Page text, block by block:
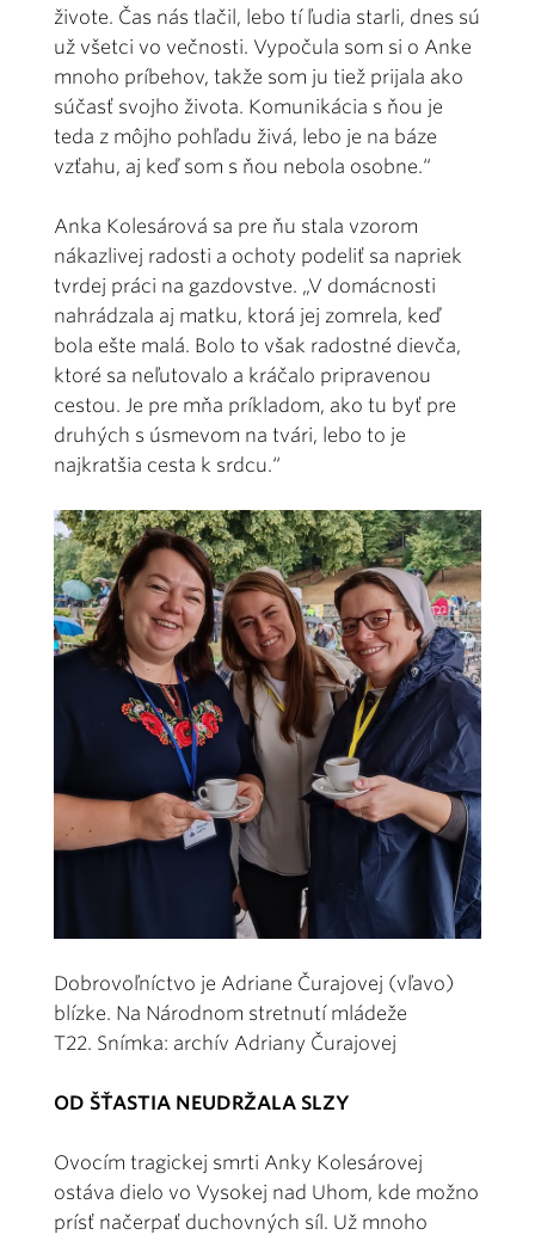
živote. Čas nás tlačil, lebo tí ľudia starli, dnes sú
už všetci vo večnosti. Vypočula som si o Anke
mnoho príbehov, takže som ju tiež prijala ako
súčasť svojho života. Komunikácia s ňou je
teda z môjho pohľadu živá, lebo je na báze
vzťahu, aj keď som s ňou nebola osobne.“
Anka Kolesárová sa pre ňu stala vzorom
nákazlivej radosti a ochoty podeliť sa napriek
tvrdej práci na gazdovstve. „V domácnosti
nahrádzala aj matku, ktorá jej zomrela, keď
bola ešte malá. Bolo to však radostné dievča,
ktoré sa neľutovalo a kráčalo pripravenou
cestou. Je pre mňa príkladom, ako tu byť pre
druhých s úsmevom na tvári, lebo to je
najkratšia cesta k srdcu.“
Dobrovoľníctvo je Adriane Čurajovej (vľavo)
blízke. Na Národnom stretnutí mládeže
T22. Snímka: archív Adriany Čurajovej
OD ŠŤASTIA NEUDRŽALA SLZY
Ovocím tragickej smrti Anky Kolesárovej
ostáva dielo vo Vysokej nad Uhom, kde možno
prísť načerpať duchovných síl. Už mnoho